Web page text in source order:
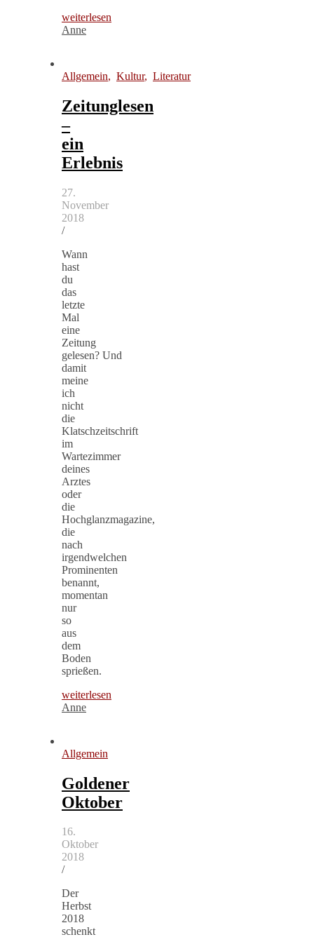
weiterlesen
Anne
Allgemein, Kultur, Literatur
Zeitunglesen
–
ein
Erlebnis
27.
November
2018
/
Wann
hast
du
das
letzte
Mal
eine
Zeitung
gelesen? Und
damit
meine
ich
nicht
die
Klatschzeitschrift
im
Wartezimmer
deines
Arztes
oder
die
Hochglanzmagazine,
die
nach
irgendwelchen
Prominenten
benannt,
momentan
nur
so
aus
dem
Boden
sprießen.
weiterlesen
Anne
Allgemein
Goldener
Oktober
16.
Oktober
2018
/
Der
Herbst
2018
schenkt